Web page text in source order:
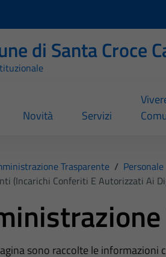
di Santa Croce
Novità Servizi
Trasparente / Personale
(Incarichi Conferiti E Autorizzati Ai
sono raccolte le informazioni